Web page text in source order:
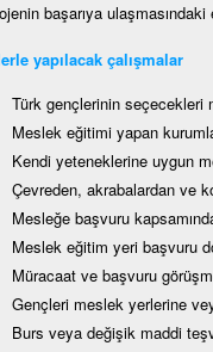
başarıya
yapılacak çalışmalar
Türk gençlerinin seçecekleri
Meslek eğitimi yapan
Kendi yeteneklerine uygun
Çevreden, akrabalardan ve
Mesleğe başvuru
Meslek eğitim yeri başvuru
Müracaat ve başvuru
Gençleri meslek yerlerine
Burs veya değişik maddi